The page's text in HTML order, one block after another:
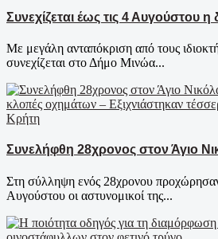
Συνεχίζεται έως τις 4 Αυγούστου
Με μεγάλη ανταπόκριση από τους
συνεχίζεται στο Δήμο Μινώα...
Κρήτη
Συνελήφθη 28χρονος στον Άγιο
Στη σύλληψη ενός 28χρονου
Αυγούστου οι αστυνομικοί της...